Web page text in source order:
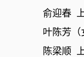
俞迎春
叶陈芳（
陈梁顺